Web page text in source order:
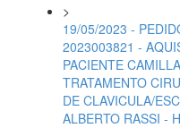
>
19/05/2023 -
2023003821 -
PACIENTE
TRATAMENTO
DE CLAVICULA/
ALBERTO RASSI -